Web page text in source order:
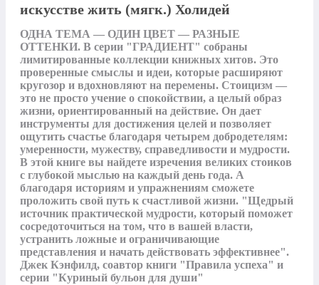
искусстве жить (мягк.) Холидей
ОДНА ТЕМА — ОДИН ЦВЕТ — РАЗНЫЕ
ОТТЕНКИ. В серии "ГРАДИЕНТ" собраны
лимитированные коллекции книжных хитов. Это
проверенные смыслы и идеи, которые расширяют
кругозор и вдохновляют на перемены. Стоицизм —
это не просто учение о спокойствии, а целый образ
жизни, ориентированный на действие. Он дает
инструменты для достижения целей и позволяет
ощутить счастье благодаря четырем добродетелям:
умеренности, мужеству, справедливости и мудрости.
В этой книге вы найдете изречения великих стоиков
с глубокой мыслью на каждый день года. А
благодаря историям и упражнениям сможете
проложить свой путь к счастливой жизни. "Щедрый
источник практической мудрости, который поможет
сосредоточиться на том, что в вашей власти,
устранить ложные и ограничивающие
представления и начать действовать эффективнее".
Джек Кэнфилд, соавтор книги "Правила успеха" и
серии "Куриный бульон для души"